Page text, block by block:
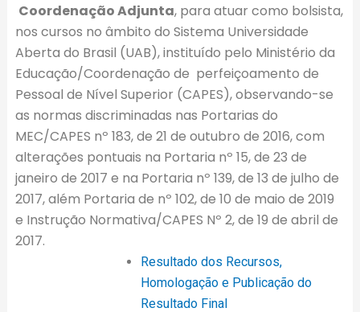
Coordenação Adjunta, para atuar como bolsista,
nos cursos no âmbito do Sistema Universidade
Aberta do Brasil (UAB), instituído pelo Ministério da
Educação/Coordenação de perfeiçoamento de
Pessoal de Nível Superior (CAPES), observando-se
as normas discriminadas nas Portarias do
MEC/CAPES nº 183, de 21 de outubro de 2016, com
alterações pontuais na Portaria nº 15, de 23 de
janeiro de 2017 e na Portaria nº 139, de 13 de julho de
2017, além Portaria de nº 102, de 10 de maio de 2019
e Instrução Normativa/CAPES Nº 2, de 19 de abril de
2017.
Resultado dos Recursos,
Homologação e Publicação do
Resultado Final